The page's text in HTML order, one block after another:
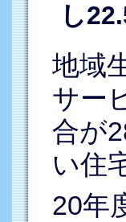
し
地域
サー
合が
い住
20年